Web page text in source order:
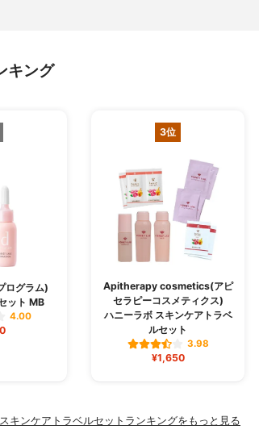
キング
グラム)
ット MB
4.00
3位
Apitherapy cosmetics(アピ
セラピーコスメティクス)
ハニーラボ スキンケアトラベ
ルセット
3.98
¥1,650
スキンケアトラベルセットランキングをもっと見る